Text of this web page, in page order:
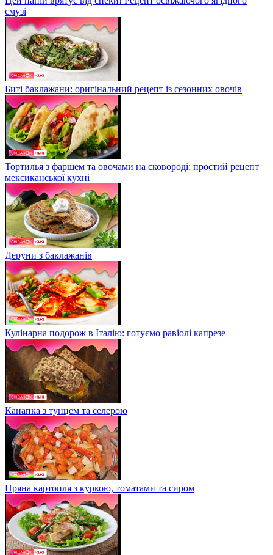
смузі
Биті баклажани: оригінальний рецепт із сезонних овочів
Тортилья з фаршем та овочами на сковороді: простий рецепт
мексиканської кухні
Деруни з баклажанів
Кулінарна подорож в Італію: готуємо равіолі капрезе
Канапка з тунцем та селерою
Пряна картопля з куркою, томатами та сиром